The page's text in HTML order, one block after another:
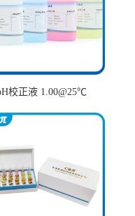
校正液 1.00@25℃